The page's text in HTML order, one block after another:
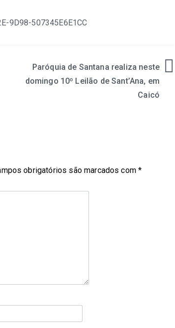
Paróquia de Santana realiza neste
domingo 10º Leilão de Sant’Ana, em
Caicó
obrigatórios são marcados com*